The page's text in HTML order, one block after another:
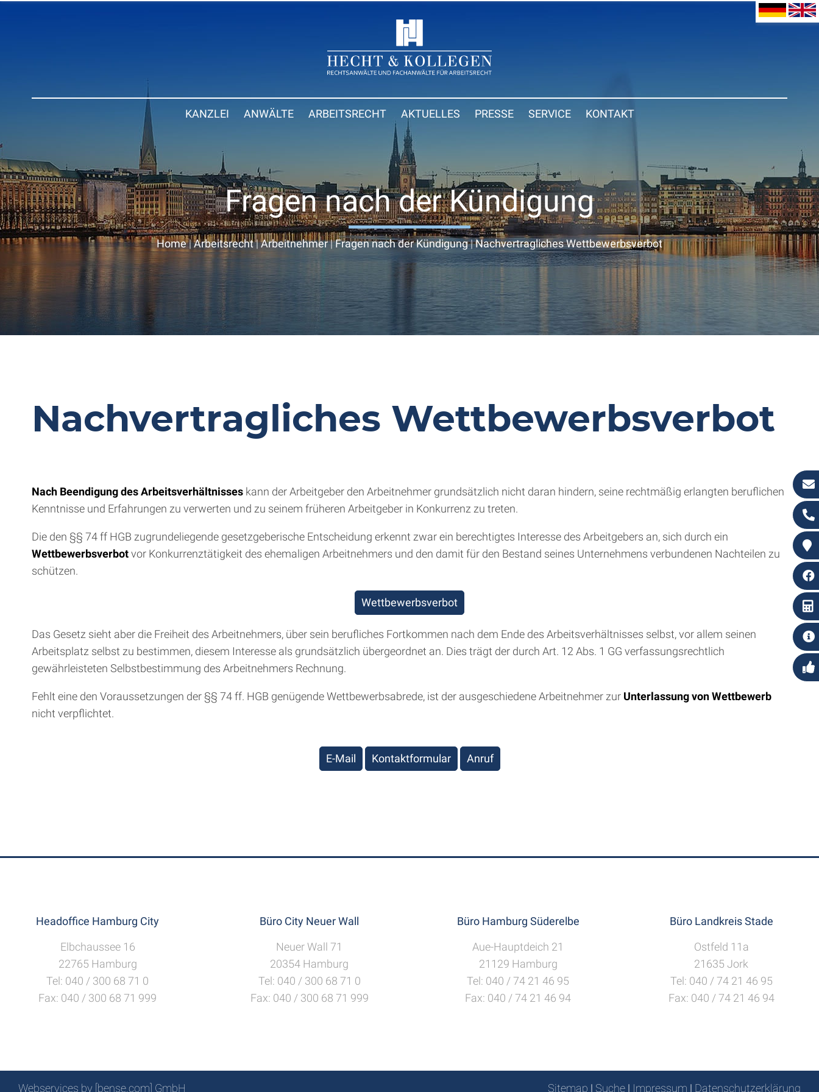
KANZLEI ANWÄLTE ARBEITSRECHT AKTUELLES PRESSE SERVICE KONTAKT
Fragen nach der Kündigung
Home|Arbeitsrecht|Arbeitnehmer|Fragen nach der Kündigung|Nachvertragliches Wettbewerbsverbot
Nachvertragliches Wettbewerbsverbot
Nach Beendigung des Arbeitsverhältnisses kann der Arbeitgeber den Arbeitnehmer grundsätzlich nicht daran hindern, seine rechtmäßig erlangten beruflichen
Kenntnisse und Erfahrungen zu verwerten und zu seinem früheren Arbeitgeber in Konkurrenz zu treten.
Die den §§ 74 ff HGB zugrundeliegende gesetzgeberische Entscheidung erkennt zwar ein berechtigtes Interesse des Arbeitgebers an, sich durch ein
Wettbewerbsverbotvor Konkurrenztätigkeit des ehemaligen Arbeitnehmers und den damit für den Bestand seines Unternehmens verbundenen Nachteilen zu
schützen.
Wettbewerbsverbot
Das Gesetz sieht aber die Freiheit des Arbeitnehmers, über sein berufliches Fortkommen nach dem Ende des Arbeitsverhältnisses selbst, vor allem seinen
Arbeitsplatz selbst zu bestimmen, diesem Interesse als grundsätzlich übergeordnet an. Dies trägt der durch Art. 12 Abs. 1 GG verfassungsrechtlich
gewährleisteten Selbstbestimmung des Arbeitnehmers Rechnung.
Fehlt eine den Voraussetzungen der §§ 74 ff. HGB genügende Wettbewerbsabrede, ist der ausgeschiedene Arbeitnehmer zur Unterlassung von Wettbewerb
nicht verpflichtet.
E-Mail Kontaktformular Anruf
Headoffice Hamburg City
Elbchaussee 16
22765 Hamburg
Tel: 040 / 300 68 71 0
Fax: 040 / 300 68 71 999
Büro City Neuer Wall
Neuer Wall 71
20354 Hamburg
Tel: 040 / 300 68 71 0
Fax: 040 / 300 68 71 999
Büro Hamburg Süderelbe
Aue-Hauptdeich 21
21129 Hamburg
Tel: 040 / 74 21 46 95
Fax: 040 / 74 21 46 94
Büro Landkreis Stade
Ostfeld 11a
21635 Jork
Tel: 040 / 74 21 46 95
Fax: 040 / 74 21 46 94
Webservices by [bense.com] GmbH Sitemap | Suche | Impressum | Datenschutzerklärung